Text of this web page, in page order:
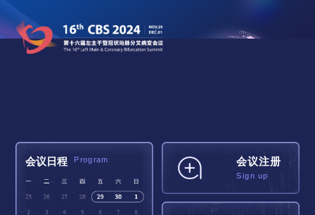
会议日程 Program 会议注册
Sign up